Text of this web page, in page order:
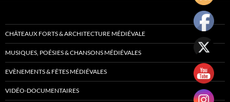
CHÂTEAUX FORTS & ARCHITECTURE MÉDIÉVALE
MUSIQUES, POÉSIES & CHANSONS MÉDIÉVALES
EVÈNEMENTS & FÊTES MÉDIÉVALES
VIDÉO-DOCUMENTAIRES